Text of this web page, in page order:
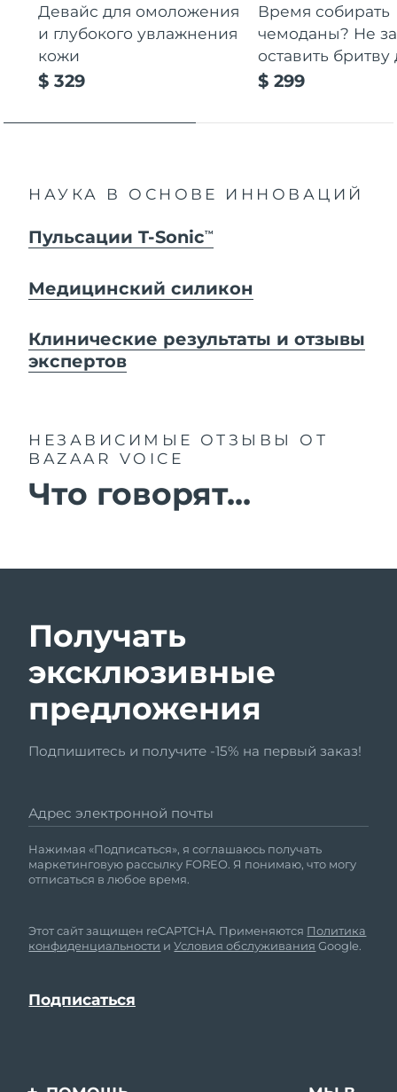
Девайс для омоложения
и глубокого увлажнения
кожи
$ 329
Время собирать
чемоданы? Не
оставить бритву
$ 299
НАУКА В ОСНОВЕ ИННОВАЦИЙ
Пульсации T-SonicTM
Медицинский силикон
Клинические результаты и отзывы
экспертов
НЕЗАВИСИМЫЕ ОТЗЫВЫ
ОТ
BAZAAR VOICE
Что говорят...
Получать
эксклюзивные
предложения
Подпишитесь и получите -15% на первый заказ!
Адрес электронной почты
Нажимая «Подписаться», я соглашаюсь получать
маркетинговую рассылку FOREO. Я понимаю, что могу
отписаться в любое время.
Этот сайт защищен reCAPTCHA. Применяются Политика
конфиденциальности иУсловия обслуживания Google.